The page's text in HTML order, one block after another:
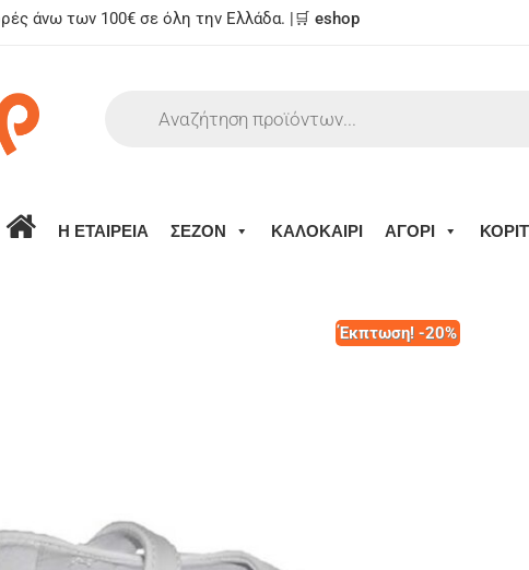
άνω των 100€ σε όλη την Ελλάδα. |🛒 eshop
Η ΕΤΑΙΡΕΙΑ ΣΕΖΟΝ ΚΑΛΟΚΑΙΡΙ ΑΓΟΡΙ
Έκπτωση! -20%